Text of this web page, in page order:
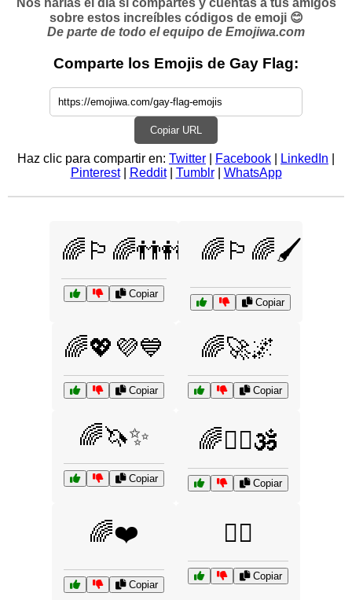
Nos harías el día si compartes y cuentas a tus amigos
sobre estos increíbles códigos de emoji 😊
De parte de todo el equipo de Emojiwa.com
Comparte los Emojis de Gay Flag:
Copiar URL
Haz clic para compartir en: Twitter Facebook LinkedIn
Pinterest| Reddit| Tumblr| WhatsApp
🌈🏳️‍🌈👬👭
Copiar
🌈🏳️‍🌈🖌️
Copiar
🌈💖💜💙
Copiar
🌈🚀🌌
Copiar
🌈🦄✨
Copiar
🌈🧘‍♂️🕉️
Copiar
🌈❤️
Copiar
🏳️‍🌈
Copiar